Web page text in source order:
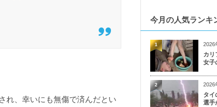
れ、幸いにも無傷で済んだとい
今月の人気ランキ
2026
カリ
女子
1
2026
タイ
選手
2